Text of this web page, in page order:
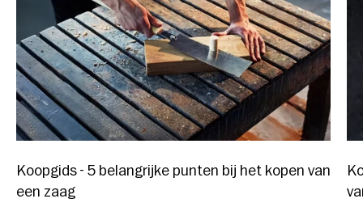
Koopgids - 5 belangrijke punten bij het kopen van
een zaag